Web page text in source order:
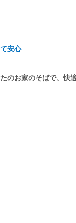
安心
のお家のそばで、快